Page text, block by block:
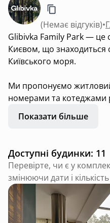
(Немає відгуків)•
Glibivka Family Park — це
Києвом, що знаходиться
Київського моря.
Ми пропонуємо
номерами та котеджами
дозволяє розмістити
На території комплексу
все для затишного
колегами.
Для представників
конференц-сервісу. Ми
заходів різних
супровід під час івенту.
Показати більше
Доступні будинки: 11
Перевірте, чи є у
змінюючи дати і